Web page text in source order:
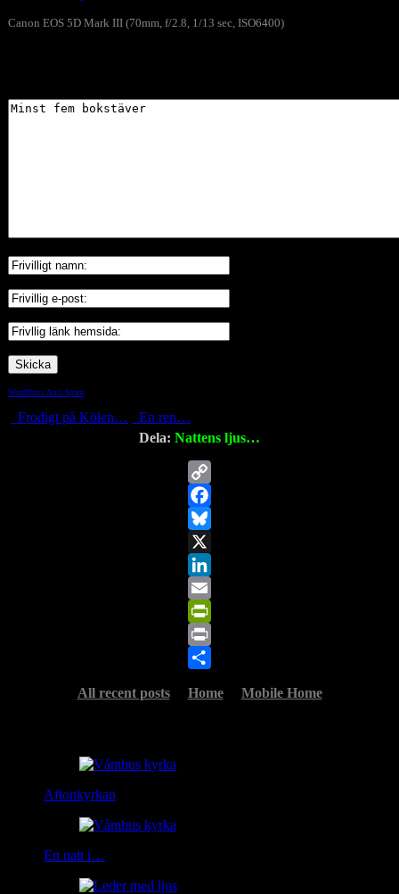
Canon EOS 5D Mark III (70mm, f/2.8, 1/13 sec, ISO6400)
WordPress Anti-Spam
Frodigt på Kölen…
En ren…
Dela: Nattens ljus…
Copy
Link
Facebook
Bluesky
X
LinkedIn
Email
PrintFriendly
Print
All recent posts
Home Mobile Home
Aftonkyrkan
En natt i…